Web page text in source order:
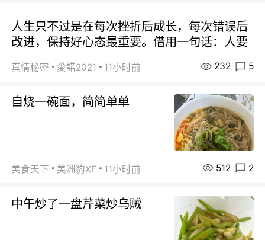
人生只不过是在每次挫折后成长，每次错误后
改进，保持好心态最重要。借用一句话：人要
真情秘密 愛諾2021 11小时前 232 5
自烧一碗面，简简单单
美食天下 美洲豹XF 11小时前 512 2
中午炒了一盘芹菜炒乌贼